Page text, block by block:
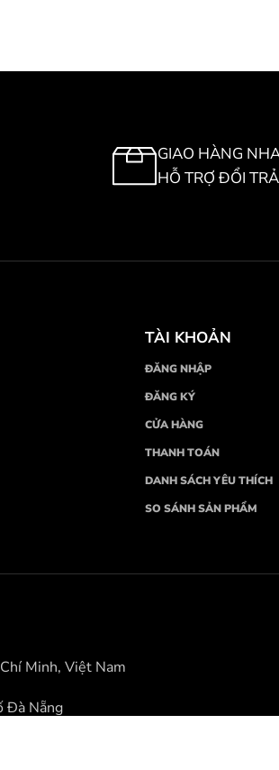
GIAO HÀNG
HỖ TRỢ ĐỔI TRẢ
TÀI KHOẢN
ĐĂNG NHẬP
ĐĂNG KÝ
CỬA HÀNG
THANH TOÁN
DANH SÁCH YÊU THÍCH
SO SÁNH SẢN PHẨM
Minh, Việt Nam
Đà Nẵng